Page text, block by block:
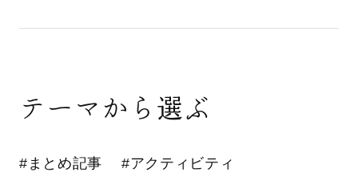
テーマから選ぶ
#まとめ記事 #アクティビティ